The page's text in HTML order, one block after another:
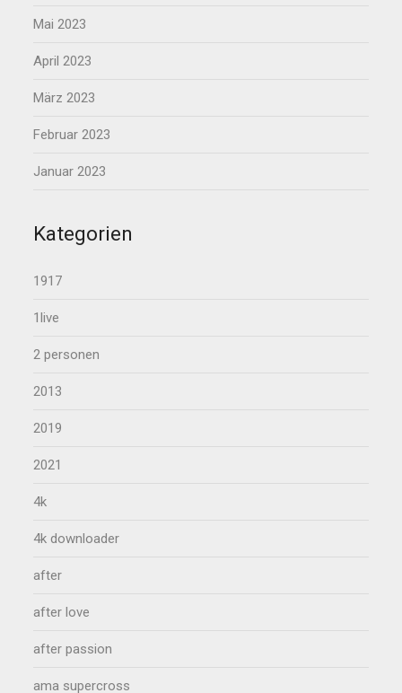
Mai 2023
April 2023
März 2023
Februar 2023
Januar 2023
Kategorien
1917
1live
2 personen
2013
2019
2021
4k
4k downloader
after
after love
after passion
ama supercross